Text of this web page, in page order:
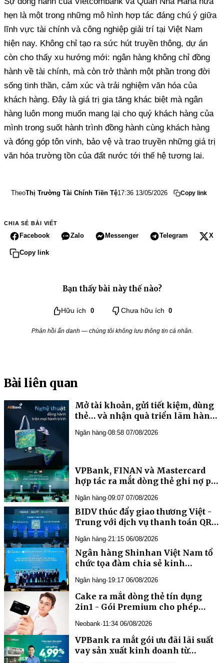
hẹn là một trong những mô hình hợp tác đáng chú ý giữa
lĩnh vực tài chính và công nghiệp giải trí tại Việt Nam
hiện nay. Không chỉ tạo ra sức hút truyền thông, dự án
còn cho thấy xu hướng mới: ngân hàng không chỉ đồng
hành về tài chính, mà còn trở thành một phần trong đời
sống tinh thần, cảm xúc và trải nghiệm văn hóa của
khách hàng. Đây là giá trị gia tăng khác biệt mà ngân
hàng luôn mong muốn mang lại cho quý khách hàng của
mình trong suốt hành trình đồng hành cùng khách hàng
và đóng góp tôn vinh, bảo vệ và trao truyền những giá trị
văn hóa trường tồn của đất nước tới thế hệ tương lai.
TheoThị Trường Tài Chính Tiền Tệ17:36 13/05/2026 Copy link
CHIA SẺ BÀI VIẾT
Facebook Zalo Messenger Telegram X
Copy link
Bạn thấy bài này thế nào?
Hữu ích 0 Chưa hữu ích 0
Phản hồi ẩn danh — chúng tôi không lưu thông tin cá nhân.
Bài liên quan
Mở tài khoản, gửi tiết kiệm, dùng
thẻ… và nhận quà triển lãm hàng
Ngân hàng·08:58 07/08/2026
VPBank, FINAN và Mastercard
hợp tác ra mắt dòng thẻ ghi nợ phi
Ngân hàng·09:07 07/08/2026
BIDV thúc đẩy giao thương Việt -
Trung với dịch vụ thanh toán QR
Ngân hàng·21:15 06/08/2026
Ngân hàng Shinhan Việt Nam tổ
chức tọa đàm chia sẻ kinh
xếp hạng nội bộ IRB
Ngân hàng·19:17 06/08/2026
Cake ra mắt dòng thẻ tín dụng
2in1 - Gói Premium cho phép
Neobank·11:34 06/08/2026
VPBank ra mắt gói ưu đãi lãi suất
vay sản xuất kinh doanh từ